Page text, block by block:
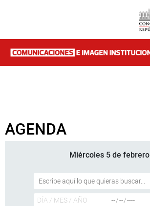
AGENDA
Miércoles 5 de febrero